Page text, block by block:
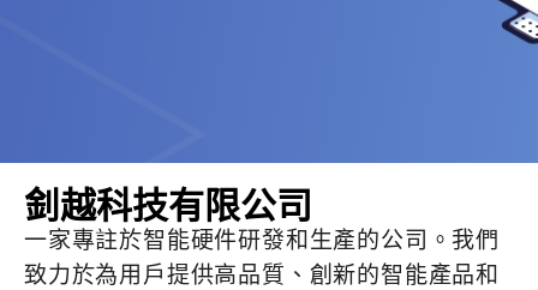
釗越科技有限公司
一家專註於智能硬件研發和生產的公司。我們
致力於為用戶提供高品質、創新的智能產品和